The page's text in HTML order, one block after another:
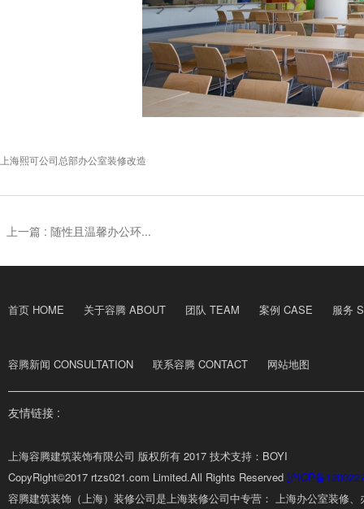
上海熙可公司总部办公室装修改造
上一篇 : 随性且温馨办公环...
首页 HOME 关于容腾 ABOUT 团队 TEAM 案例 CASE 服务
容腾新闻 CONSULTATION 联系容腾 CONTACT 网站地图
友情链接 :
上海容腾建筑装饰有限公司 版权所有 2017 技术支持：BOYI
CopyRight©2017 rtzs021.com Limited.All Rights Reserved 沪ICP备
容腾建筑装饰（上海）装修公司是上海装修公司中专营： 上海办公室装修